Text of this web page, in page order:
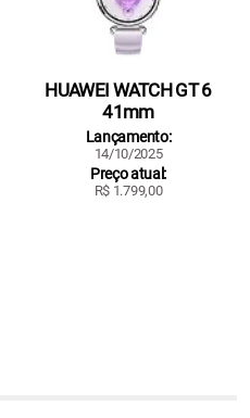
HUAWEI WATCH GT 6
41mm
Lançamento:
14/10/2025
Preço atual:
R$ 1.799,00